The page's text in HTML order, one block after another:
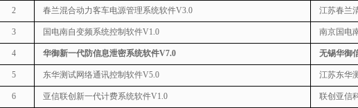
2 春兰混合动力客车电源管理系统软件V3.0 江苏春兰
3 国电南自变频系统控制软件V1.0 南京国电
4 华御新一代防信息泄密系统软件V7.0 无锡华御
5 东华测试网络通讯控制软件V5.0 江苏东华
6 亚信联创新一代计费系统软件V1.0 联创亚信